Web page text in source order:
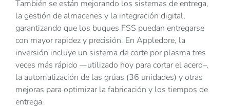
También se están mejorando los sistemas de entrega,
la gestión de almacenes y la integración digital,
garantizando que los buques FSS puedan entregarse
con mayor rapidez y precisión. En Appledore, la
inversión incluye un sistema de corte por plasma tres
veces más rápido –-utilizado hoy para cortar el acero–,
la automatización de las grúas (36 unidades) y otras
mejoras para optimizar la fabricación y los tiempos de
entrega.